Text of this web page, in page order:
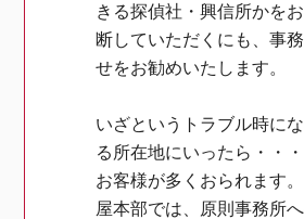
きる探偵社・興信所かを
断していただくにも、事
せをお勧めいたします。
いざというトラブル時に
る所在地にいったら・・
お客様が多くおられます
屋本部では、原則事務所